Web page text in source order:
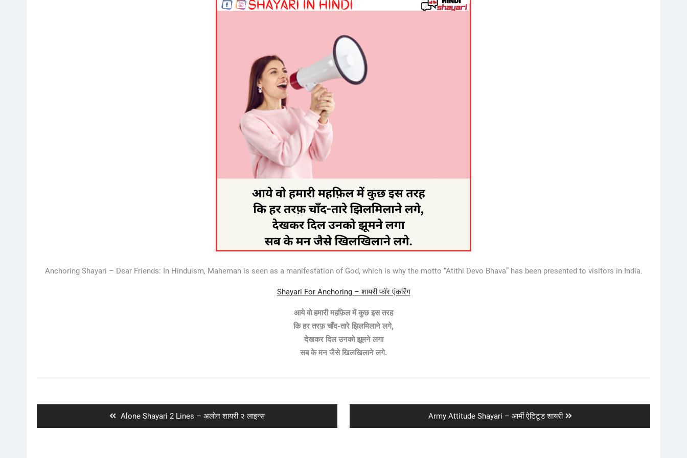
Anchoring Shayari – Dear Friends: In Hinduism, Maheman is seen as a manifestation of God, which is why the motto “Atithi Devo Bhava” has been presented to visitors in India.
Shayari For Anchoring – शायरी फॉर एंकरिंग
आये वो हमारी महफ़िल में कुछ इस तरह
कि हर तरफ़ चाँद-तारे झिलमिलाने लगे,
देखकर दिल उनको झूमने लगा
सब के मन जैसे खिलखिलाने लगे.
Previous
post:
Alone Shayari 2 Lines – अलोन शायरी २ लाइन्स
Next
post:
Army Attitude Shayari – आर्मी ऐटिटूड शायरी